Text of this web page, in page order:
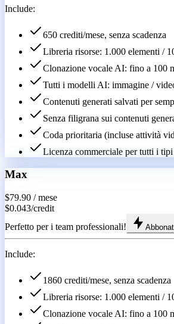
Include:
650 crediti/mese, senza scadenza
Libreria risorse: 1.000 elementi /
Clonazione vocale AI: fino a 100
Tutti i modelli AI: immagine /
Contenuti generati salvati per
Senza filigrana sui contenuti
Coda prioritaria (incluse attività
Licenza commerciale per tutti i
Max
$79.90 / mese
$0.043/credit
Perfetto per i team professionali!
Include:
1860 crediti/mese, senza scadenza
Libreria risorse: 1.000 elementi /
Clonazione vocale AI: fino a 100